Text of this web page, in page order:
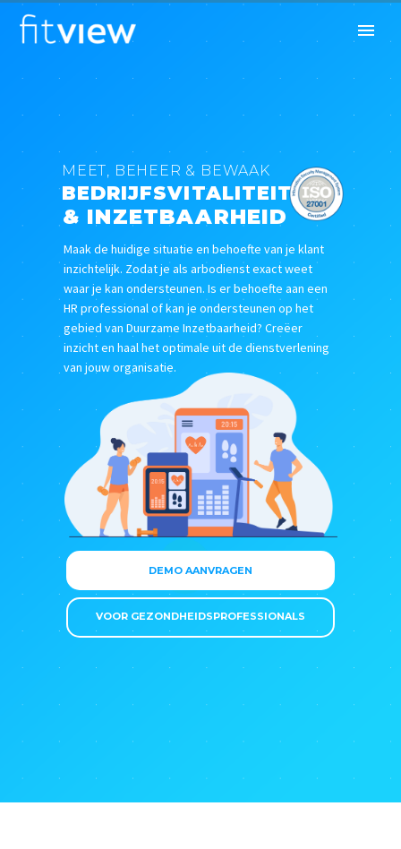
MEET, BEHEER & BEWAAK
BEDRIJFSVITALITEIT
& INZETBAARHEID
Maak de huidige situatie en behoefte van je klant
inzichtelijk. Zodat je als arbodienst exact weet
waar je kan ondersteunen. Is er behoefte aan een
HR professional of kan je ondersteunen op het
gebied van Duurzame Inzetbaarheid? Creëer
inzicht en haal het optimale uit de dienstverlening
van jouw organisatie.
DEMO AANVRAGEN
VOOR GEZONDHEIDSPROFESSIONALS